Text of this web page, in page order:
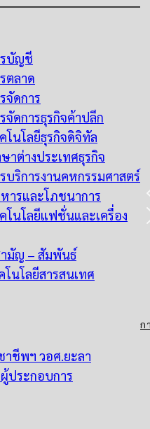
บัญชี
ตลาด
จัดการ
จัดการธุรกิจค้าปลีก
โนโลยีธุรกิจดิจิทัล
าต่างประเทศธุรกิจ
บริการงานคหกรรมศาสตร์
ารและโภชนาการ
โนโลยีแฟชั่นและเครื่อง
มัญ – สัมพันธ์
โนโลยีสารสนเทศ
าชีพฯ วอศ.ยะลา
ประกอบการ
ก